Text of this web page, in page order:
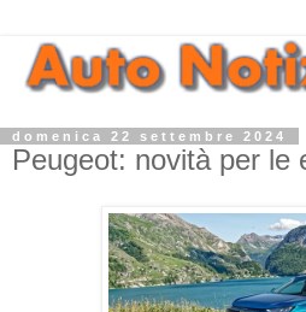
domenica 22 settembre 2024
Peugeot: novità per le